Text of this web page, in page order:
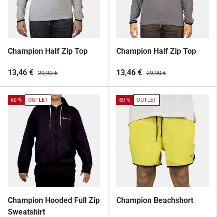
Champion Half Zip Top
13,46 € 29,90 €
Champion Half Zip Top
13,46 € 29,90 €
60 % OUTLET
Champion Hooded Full Zip
Sweatshirt
60 % OUTLET
Champion Beachshort